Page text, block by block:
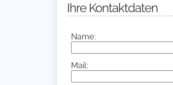
Ihre Kontaktdaten
Name:
Mail: